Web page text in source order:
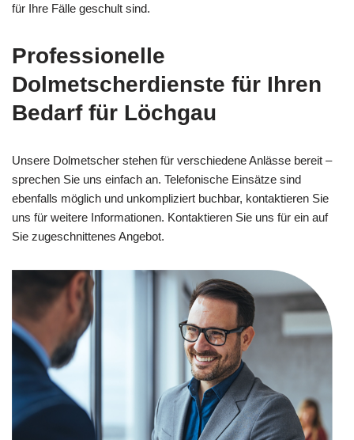
für Ihre Fälle geschult sind.
Professionelle
Dolmetscherdienste für Ihren
Bedarf für Löchgau
Unsere Dolmetscher stehen für verschiedene Anlässe bereit –
sprechen Sie uns einfach an. Telefonische Einsätze sind
ebenfalls möglich und unkompliziert buchbar, kontaktieren Sie
uns für weitere Informationen. Kontaktieren Sie uns für ein auf
Sie zugeschnittenes Angebot.